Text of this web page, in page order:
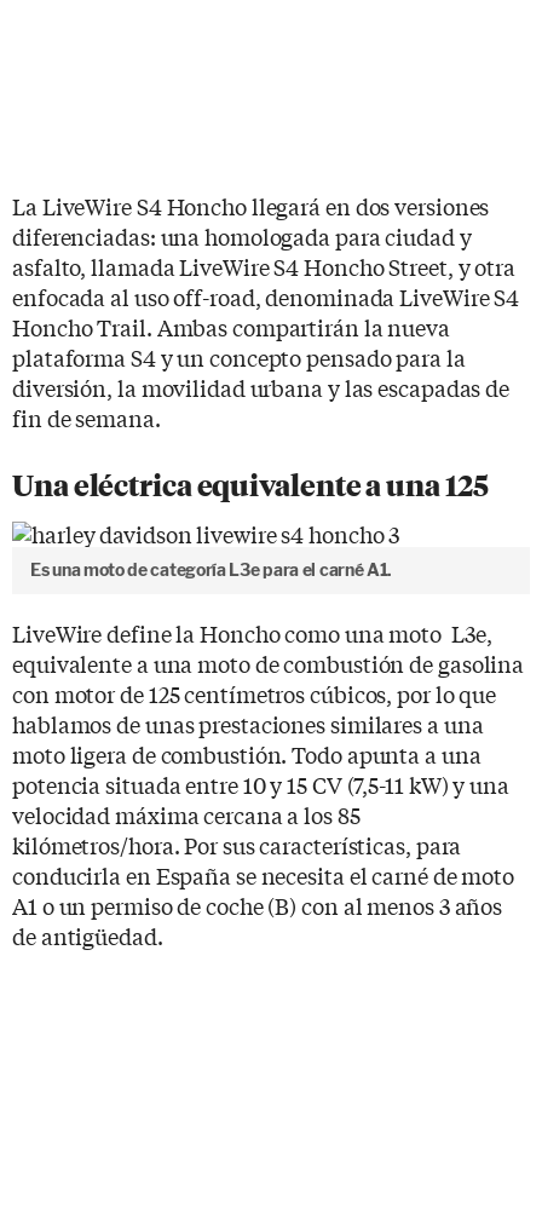
La LiveWire S4 Honcho llegará en dos versiones
diferenciadas: una homologada para ciudad y
asfalto, llamada LiveWire S4 Honcho Street, y otra
enfocada al uso off-road, denominada LiveWire S4
Honcho Trail. Ambas compartirán la nueva
plataforma S4 y un concepto pensado para la
diversión, la movilidad urbana y las escapadas de
fin de semana.
Una eléctrica equivalente a una 125
Es una moto de categoría L3e para el carné A1.
LiveWire define la Honcho como una moto L3e,
equivalente a una moto de combustión de gasolina
con motor de 125 centímetros cúbicos, por lo que
hablamos de unas prestaciones similares a una
moto ligera de combustión. Todo apunta a una
potencia situada entre 10 y 15 CV (7,5-11 kW) y una
velocidad máxima cercana a los 85
kilómetros/hora. Por sus características, para
conducirla en España se necesita el carné de moto
A1 o un permiso de coche (B) con al menos 3 años
de antigüedad.